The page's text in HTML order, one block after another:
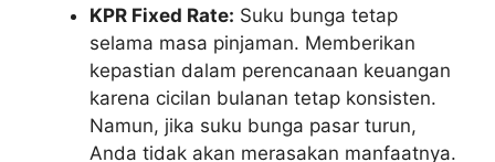
KPR Fixed Rate: Suku bunga tetap
selama masa pinjaman. Memberikan
kepastian dalam perencanaan keuangan
karena cicilan bulanan tetap konsisten.
Namun, jika suku bunga pasar turun,
Anda tidak akan merasakan manfaatnya.